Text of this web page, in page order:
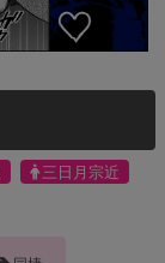
三日月宗近